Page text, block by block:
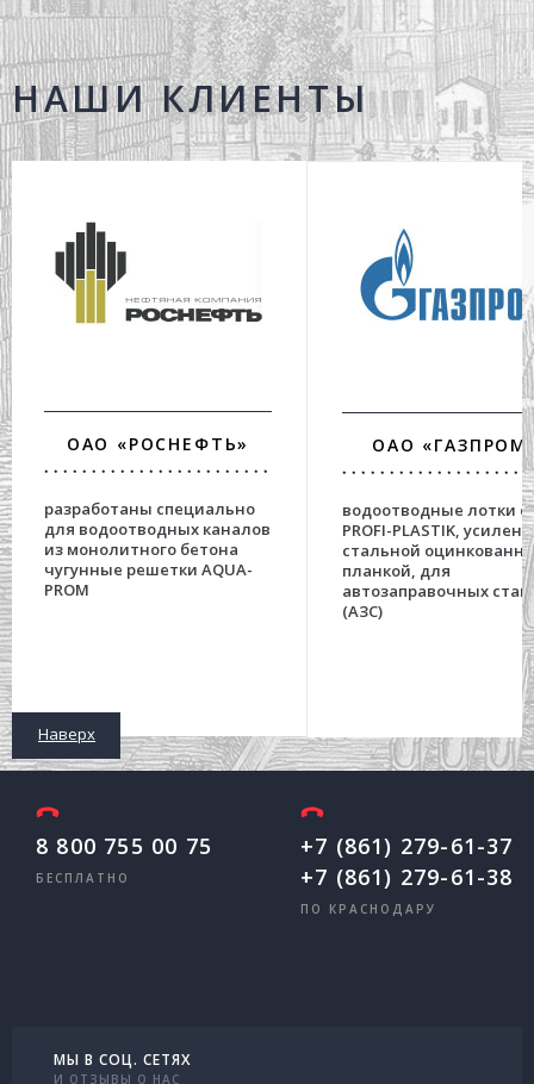
НАШИ КЛИЕНТЫ
ОАО «РОСНЕФТЬ»
разработаны специально
для водоотводных каналов
из монолитного бетона
чугунные решетки AQUA-
PROM
ОАО
водоотводные лотки
PROFI-PLASTIK,
стальной
планкой, для
автозаправочных
(АЗС)
Наверх
8 800 755 00 75
БЕСПЛАТНО
+7 (861) 279-61-37
+7 (861) 279-61-38
ПО КРАСНОДАРУ
МЫ В СОЦ. СЕТЯХ
И ОТЗЫВЫ О НАС